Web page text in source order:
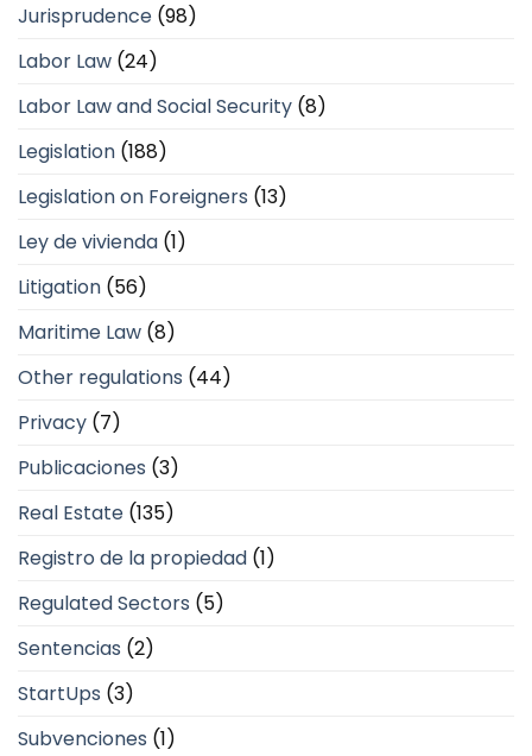
Jurisprudence (98)
Labor Law (24)
Labor Law and Social Security (8)
Legislation (188)
Legislation on Foreigners (13)
Ley de vivienda (1)
Litigation (56)
Maritime Law (8)
Other regulations (44)
Privacy (7)
Publicaciones (3)
Real Estate (135)
Registro de la propiedad (1)
Regulated Sectors (5)
Sentencias (2)
StartUps (3)
Subvenciones (1)